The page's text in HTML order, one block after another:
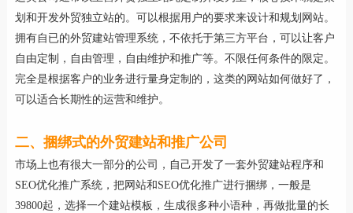
划和开发外贸独立站的。可以根据用户的要求来设计和规划网站。
拥有自已的外贸建站管理系统，不依托于第三方平台，可以让客户
自由定制，自由管理，自由维护和推广等。不限任何条件的限定。
完全是根据客户的业务进行量身定制的，这类的网站如何做好了，
可以适合长期性的运营和维护。
二、捆绑式的外贸建站和推广公司
市场上也有很大一部分的公司，自己开发了一套外贸建站程序和
SEO优化推广系统，把网站和SEO优化推广进行捆绑，一般是
39800起，选择一个建站模板，生成很多种小语种，再做批量的长